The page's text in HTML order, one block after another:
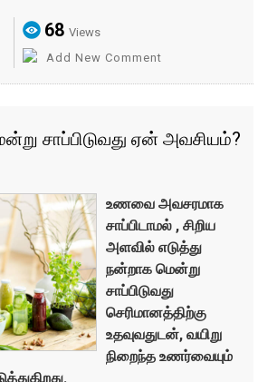
68 Views
Add New Comment
சாப்பிடுவது ஏன் அவசியம்?
உணவை அவசரமாக
சாப்பிடாமல் , சிறிய
அளவில் எடுத்து
நன்றாக மென்று
சாப்பிடுவது
செரிமானத்திற்கு
உதவுவதுடன், வயிறு
நிறைந்த உணர்வையும்